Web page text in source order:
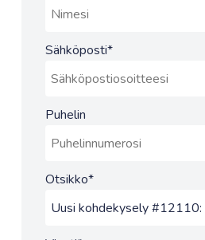
Sähköposti*
Puhelin
Otsikko*